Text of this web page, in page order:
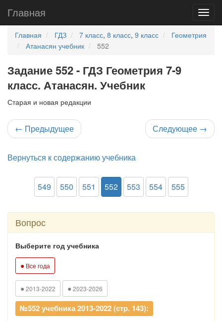
Главная
Главная ГДЗ 7 класс, 8 класс, 9 класс
Геометрия
Атанасян учебник
552
Задание 552 - ГДЗ Геометрия 7-9
класс. Атанасян. Учебник
Старая и новая редакции
← Предыдущее Следующее →
Вернуться к содержанию учебника
549 550 551 552 553 554 555
Вопрос
Выберите год учебника
● Все года
● 2013-2022 ● 2023-2026
№552 учебника 2013-2022 (стр. 143):